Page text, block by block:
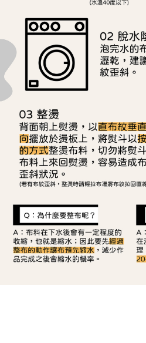
４．使用「AFTEE先享後付」時，將依據
時審查核予不同之上限額度；若仍有額度
請求用戶進行身份認證。
５．嚴禁一人註冊多個帳號或使用他人資
恩沛科技股份有限公司將有權停止該用戶